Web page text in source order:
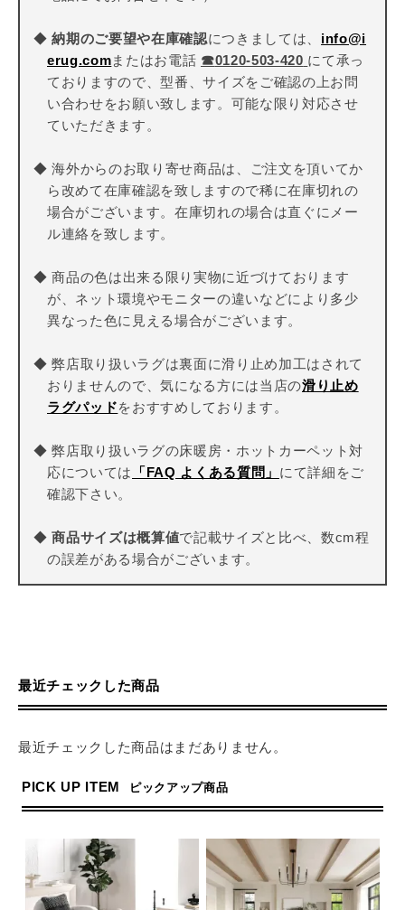
◆納期のご要望や在庫確認につきましては、 info@i
erug.comまたはお電話 ☎0120-503-420 にて承っ
ておりますので、型番、サイズをご確認の上お問
い合わせをお願い致します。可能な限り対応させ
ていただきます。
◆ 海外からのお取り寄せ商品は、ご注文を頂いてか
ら改めて在庫確認を致しますので稀に在庫切れの
場合がございます。在庫切れの場合は直ぐにメー
ル連絡を致します。
◆ 商品の色は出来る限り実物に近づけております
が、ネット環境やモニターの違いなどにより多少
異なった色に見える場合がございます。
◆ 弊店取り扱いラグは裏面に滑り止め加工はされて
おりませんので、気になる方には当店の滑り止め
ラグパッドをおすすめしております。
◆ 弊店取り扱いラグの床暖房・ホットカーペット対
応については
「FAQ よくある質問」 にて詳細をご
確認下さい。
◆商品サイズは概算値で記載サイズと比べ、数cm程
の誤差がある場合がございます。
最近チェックした商品
最近チェックした商品はまだありません。
PICK UP ITEM ピックアップ商品